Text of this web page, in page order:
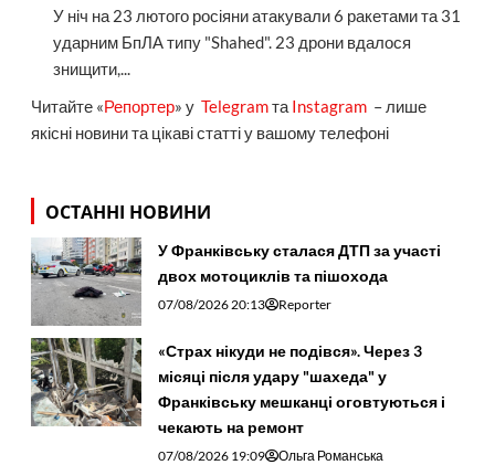
У ніч на 23 лютого росіяни атакували 6 ракетами та 31
ударним БпЛА типу "Shahed". 23 дрони вдалося
знищити,...
Читайте «Репортер» у Telegramта Instagram– лише
якісні новини та цікаві статті у вашому телефоні
ОСТАННІ НОВИНИ
У Франківську сталася ДТП за участі
двох мотоциклів та пішохода
07/08/2026 20:13 Reporter
«Страх нікуди не подівся». Через 3
місяці після удару "шахеда" у
Франківську мешканці оговтуються і
чекають на ремонт
07/08/2026 19:09 Ольга Романська